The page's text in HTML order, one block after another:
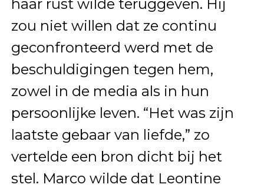
haar rust wilde teruggeven. Hij
zou niet willen dat ze continu
geconfronteerd werd met de
beschuldigingen tegen hem,
zowel in de media als in hun
persoonlijke leven. “Het was zijn
laatste gebaar van liefde,” zo
vertelde een bron dicht bij het
stel. Marco wilde dat Leontine